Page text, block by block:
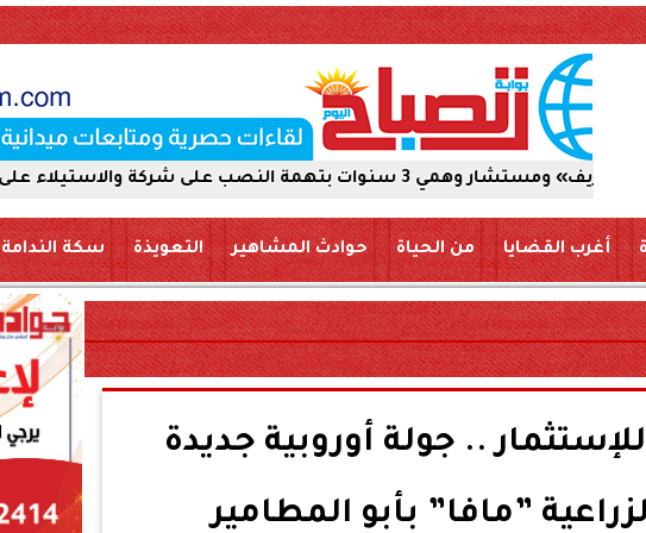
على 5 ملايين جنيه
أغرب القضايا من الحياة حوادث المشاهير التعويذة سكة الندامة
للإستثمار .. جولة أوروبية جديدة
”مافا” بأبو المطامير